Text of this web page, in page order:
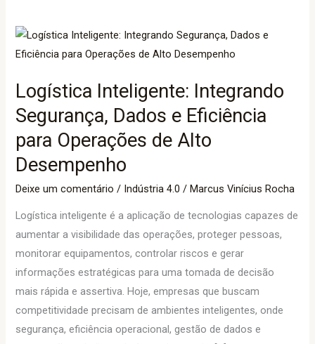
Logística Inteligente: Integrando
Segurança, Dados e Eficiência
para Operações de Alto
Desempenho
Deixe um comentário / Indústria 4.0 /Marcus Vinícius Rocha
Logística inteligente é a aplicação de tecnologias capazes de
aumentar a visibilidade das operações, proteger pessoas,
monitorar equipamentos, controlar riscos e gerar
informações estratégicas para uma tomada de decisão
mais rápida e assertiva. Hoje, empresas que buscam
competitividade precisam de ambientes inteligentes, onde
segurança, eficiência operacional, gestão de dados e
Logística
Inteligente:
Segurança,
Dados
Eficiência
para
Operações
Alto